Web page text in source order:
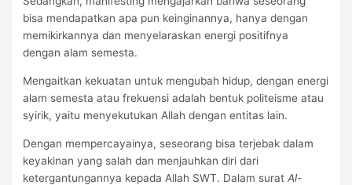
bisa mendapatkan apa pun keinginannya, hanya dengan
memikirkannya dan menyelaraskan energi positifnya
dengan alam semesta.
Mengaitkan kekuatan untuk mengubah hidup, dengan energi
alam semesta atau frekuensi adalah bentuk politeisme atau
syirik, yaitu menyekutukan Allah dengan entitas lain.
Dengan mempercayainya, seseorang bisa terjebak dalam
keyakinan yang salah dan menjauhkan diri dari
ketergantungannya kepada Allah SWT. Dalam suratAl-